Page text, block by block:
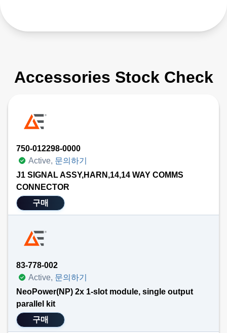
Accessories Stock Check
750-012298-0000
Active, 문의하기
J1 SIGNAL ASSY,HARN,14,14 WAY COMMS
CONNECTOR
구매
83-778-002
Active, 문의하기
NeoPower(NP) 2x 1-slot module, single output
parallel kit
구매